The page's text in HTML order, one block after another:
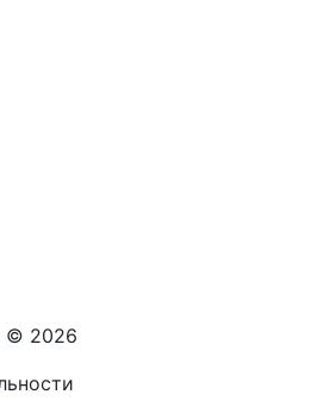
© 2026